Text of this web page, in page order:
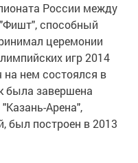
России между
способный
церемонии
игр 2014
нем состоялся в
была завершена
Арена",
был построен в 2013